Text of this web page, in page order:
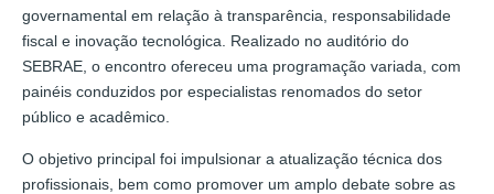
governamental em relação à transparência, responsabilidade
fiscal e inovação tecnológica. Realizado no auditório do
SEBRAE, o encontro ofereceu uma programação variada, com
painéis conduzidos por especialistas renomados do setor
público e acadêmico.
O objetivo principal foi impulsionar a atualização técnica dos
profissionais, bem como promover um amplo debate sobre as